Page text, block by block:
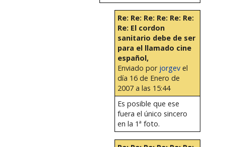
Re: Re: Re: Re: Re: Re:
Re: El cordon
sanitario debe de ser
para el llamado cine
español,
Enviado por jorgevel
día 16 de Enero de
2007 a las 15:44
Es posible que ese
fuera el único sincero
en la 1ª foto.